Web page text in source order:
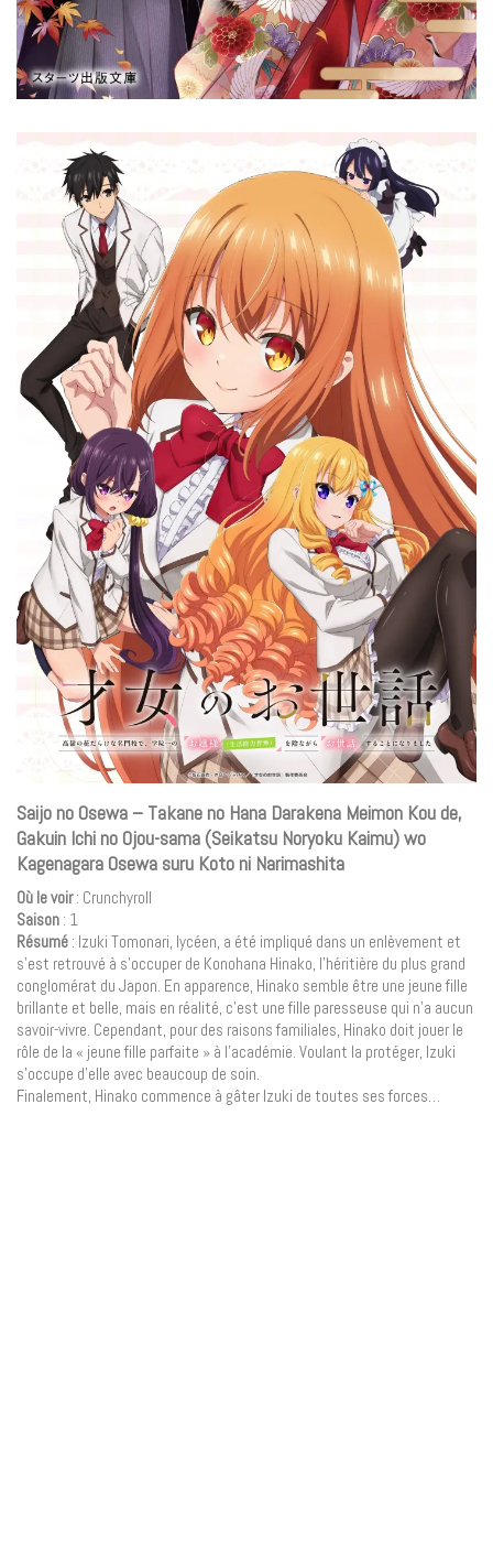
Saijo no Osewa – Takane no Hana Darakena Meimon Kou de,
Gakuin Ichi no Ojou-sama (Seikatsu Noryoku Kaimu) wo
Kagenagara Osewa suru Koto ni Narimashita
Où le voir: Crunchyroll
Saison : 1
Résumé : Izuki Tomonari, lycéen, a été impliqué dans un enlèvement et
s’est retrouvé à s’occuper de Konohana Hinako, l’héritière du plus grand
conglomérat du Japon. En apparence, Hinako semble être une jeune fille
brillante et belle, mais en réalité, c’est une fille paresseuse qui n’a aucun
savoir-vivre. Cependant, pour des raisons familiales, Hinako doit jouer le
rôle de la « jeune fille parfaite » à l’académie. Voulant la protéger, Izuki
s’occupe d’elle avec beaucoup de soin.
Finalement, Hinako commence à gâter Izuki de toutes ses forces…